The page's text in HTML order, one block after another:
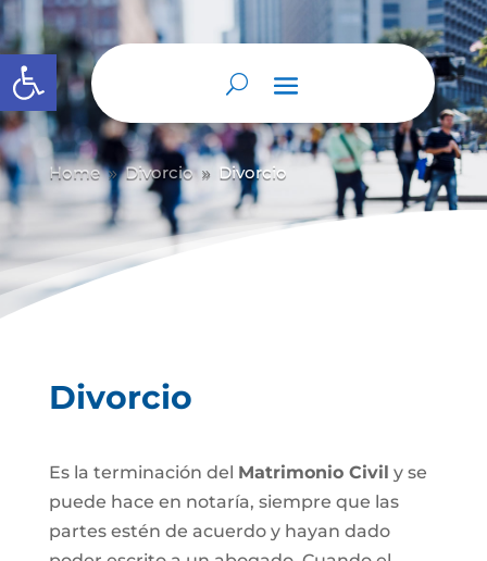
Abrir barra de herramientas
Home 9 Divorcio 9 Divorcio
Divorcio
Es la terminación del Matrimonio Civil y se
puede hace en notaría, siempre que las
partes estén de acuerdo y hayan dado